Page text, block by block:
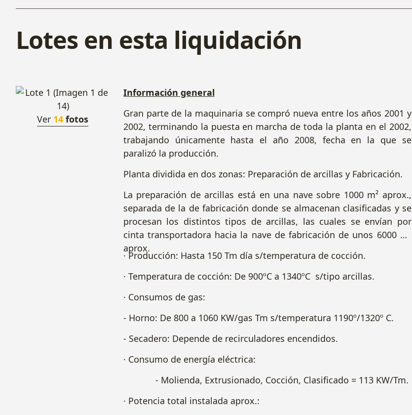
Lotes en esta liquidación
Ver 14 fotos
Información general
Gran parte de la maquinaria se compró nueva entre los años 2001 y
2002, terminando la puesta en marcha de toda la planta en el 2002,
trabajando únicamente hasta el año 2008, fecha en la que se
paralizó la producción.
Planta dividida en dos zonas: Preparación de arcillas y Fabricación.
La preparación de arcillas está en una nave sobre 1000 m² aprox.,
separada de la de fabricación donde se almacenan clasificadas y se
procesan los distintos tipos de arcillas, las cuales se envían por
cinta transportadora hacia la nave de fabricación de unos 6000 m²
aprox.
· Producción: Hasta 150 Tm día s/temperatura de cocción.
· Temperatura de cocción: De 900ºC a 1340ºC s/tipo arcillas.
· Consumos de gas:
- Horno: De 800 a 1060 KW/gas Tm s/temperatura 1190º/1320º C.
- Secadero: Depende de recirculadores encendidos.
· Consumo de energía eléctrica:
- Molienda, Extrusionado, Cocción, Clasificado = 113 KW/Tm.
· Potencia total instalada aprox.: